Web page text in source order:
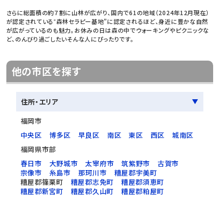
さらに総面積の約７割に山林が広がり、国内で61の地域（2024年12月現在）
が認定されている‟森林セラピー基地”に認定されるほど、身近に豊かな自然
が広がっているのも魅力。お休みの日は森の中でウォーキングやピクニックな
ど、のんびり過ごしたいそんな人にぴったりです。
他の市区を探す
住所・エリア
福岡市
中央区
博多区 早良区 南区 東区 西区
城南区
福岡県市部
春日市
大野城市 太宰府市 筑紫野市
古賀市
宗像市
糸島市 那珂川市
糟屋郡宇美町
糟屋郡篠栗町
糟屋郡志免町
糟屋郡須恵町
糟屋郡新宮町
糟屋郡久山町 糟屋郡粕屋町